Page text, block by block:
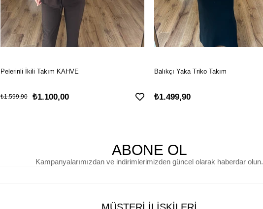
Pelerinli İkili Takım KAHVE
₺1.100,00
₺1.599,90
Balıkçı Yaka Triko Takım
₺1.499,90
ABONE OL
Kampanyalarımızdan ve indirimlerimizden güncel olarak haberdar olun.